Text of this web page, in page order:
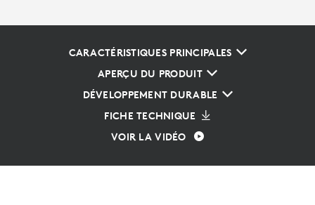
CARACTÉRISTIQUES PRINCIPALES
APERÇU DU PRODUIT
DÉVELOPPEMENT DURABLE
FICHE TECHNIQUE
VOIR LA VIDÉO